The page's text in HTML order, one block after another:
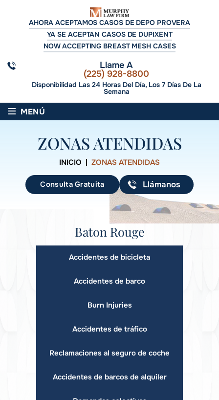
AHORA ACEPTAMOS CASOS DE DEPO PROVERA
YA SE ACEPTAN CASOS DE DUPIXENT
NOW ACCEPTING BREAST MESH CASES
Llame A
(225) 928-8800
Disponibilidad Las 24 Horas Del Día, Los 7 Días De La
Semana
≡ MENÚ
ZONAS ATENDIDAS
INICIO ZONAS ATENDIDAS
Consulta Gratuita Llámanos
Baton Rouge
Accidentes de bicicleta
Accidentes de barco
Burn Injuries
Accidentes de tráfico
Reclamaciones al seguro de coche
Accidentes de barcos de alquiler